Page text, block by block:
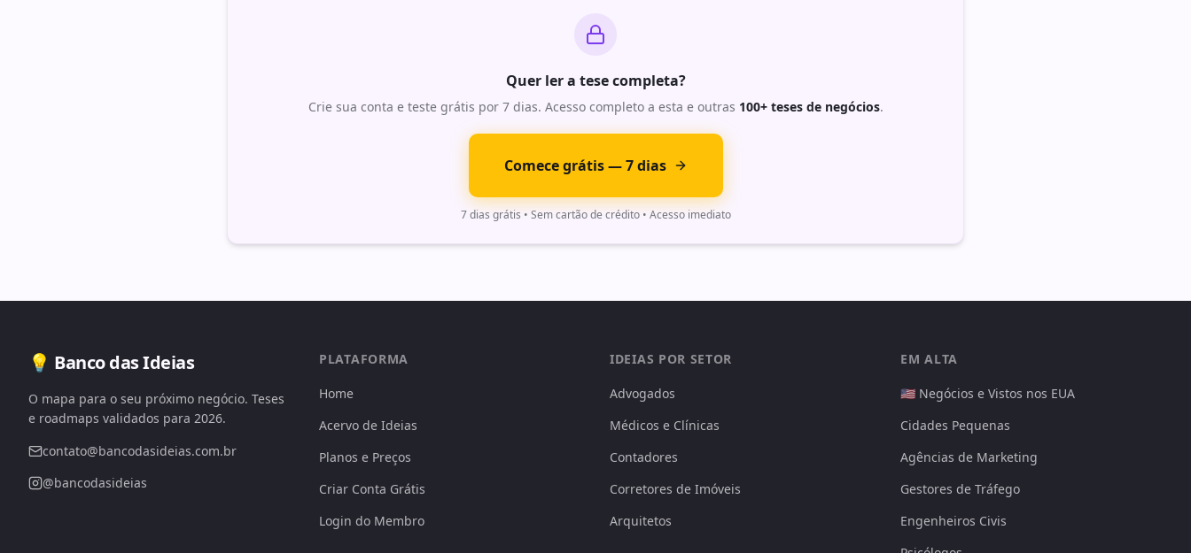
Quer ler a tese completa?
Crie sua conta e teste grátis por 7 dias. Acesso completo a esta e outras 100+ teses de negócios.
Comece grátis — 7 dias
7 dias grátis • Sem cartão de crédito • Acesso imediato
💡 Banco das Ideias
O mapa para o seu próximo negócio. Teses
e roadmaps validados para 2026.
contato@bancodasideias.com.br
@bancodasideias
PLATAFORMA
Home
Acervo de Ideias
Planos e Preços
Criar Conta Grátis
Login do Membro
IDEIAS POR SETOR
Advogados
Médicos e Clínicas
Contadores
Corretores de Imóveis
Arquitetos
EM ALTA
🇺🇸 Negócios e Vistos nos EUA
Cidades Pequenas
Agências de Marketing
Gestores de Tráfego
Engenheiros Civis